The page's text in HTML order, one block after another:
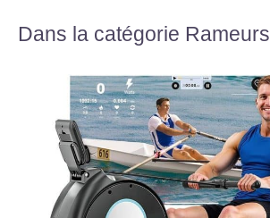
Dans la catégorie Rameurs